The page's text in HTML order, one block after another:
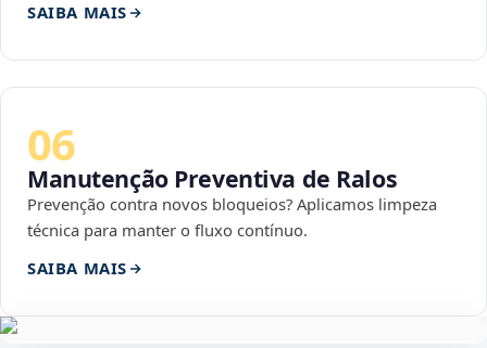
SAIBA MAIS
06
Manutenção Preventiva de Ralos
Prevenção contra novos bloqueios? Aplicamos limpeza
técnica para manter o fluxo contínuo.
SAIBA MAIS